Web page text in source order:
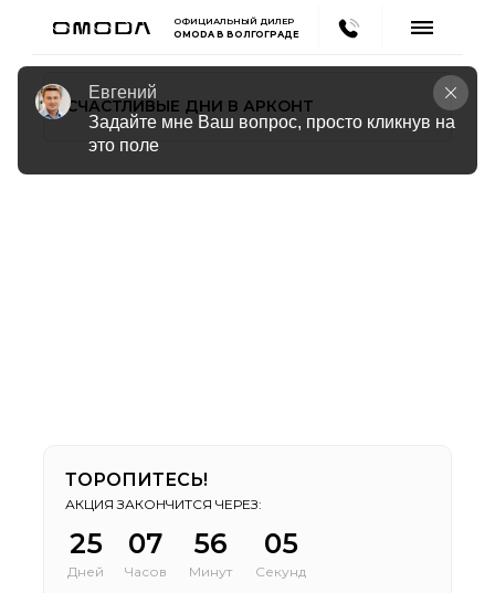
ОФИЦИАЛЬНЫЙ ДИЛЕР
OMODA В ВОЛГОГРАДЕ
СЧАСТЛИВЫЕ ДНИ В АРКОНТ
Дней
25
Часов
07
Минут
56
Секунд
05
ТОРОПИТЕСЬ!
АКЦИЯ ЗАКОНЧИТСЯ ЧЕРЕЗ:
Евгений
Задайте мне Ваш вопрос, просто кликнув на
это поле